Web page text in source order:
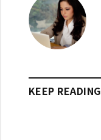
KEEP READING